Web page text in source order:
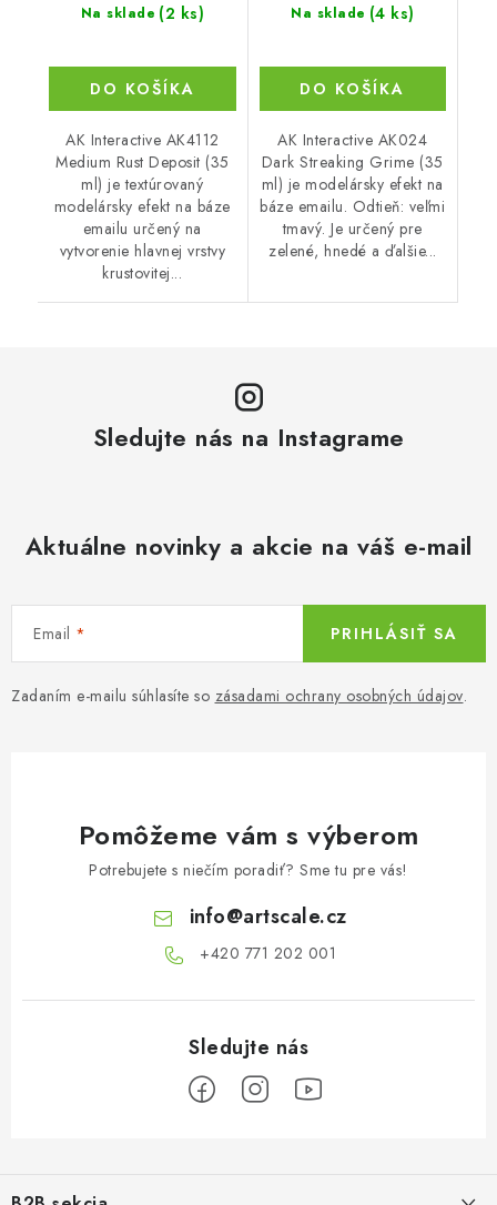
Na sklade (2 ks)
DO KOŠÍKA
AK Interactive AK4112
Medium Rust Deposit (35
ml) je textúrovaný
modelársky efekt na báze
emailu určený na
vytvorenie hlavnej vrstvy
krustovitej...
Na sklade (4 ks)
DO KOŠÍKA
AK Interactive AK024
Dark Streaking Grime (35
ml) je modelársky efekt na
báze emailu. Odtieň: veľmi
tmavý. Je určený pre
zelené, hnedé a ďalšie...
Sledujte nás na Instagrame
Aktuálne novinky a akcie na váš e-mail
Email
Zadaním e-mailu súhlasíte so zásadami ochrany osobných údajov.
PRIHLÁSIŤ SA
Pomôžeme vám s výberom
Potrebujete s niečím poradiť? Sme tu pre vás!
info@artscale.cz
+420 771 202 001​